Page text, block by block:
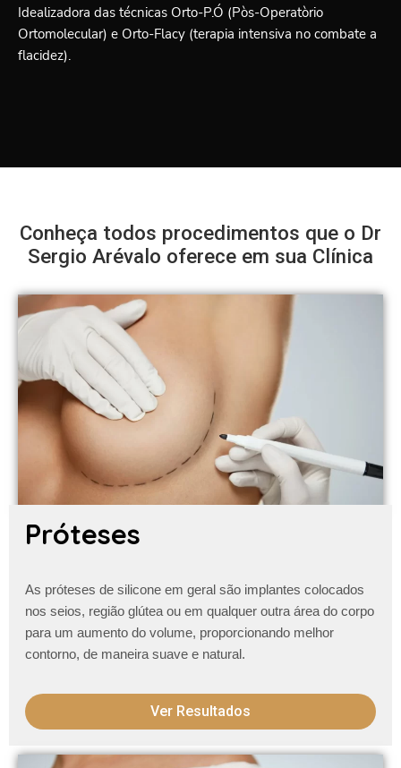
Idealizadora das técnicas Orto-P.Ó (Pòs-Operatòrio
Ortomolecular) e Orto-Flacy (terapia intensiva no combate a
flacidez).
Conheça todos procedimentos que o Dr
Sergio Arévalo oferece em sua Clínica
Próteses
As próteses de silicone em geral são implantes colocados
nos seios, região glútea ou em qualquer outra área do corpo
para um aumento do volume, proporcionando melhor
contorno, de maneira suave e natural.
Ver Resultados